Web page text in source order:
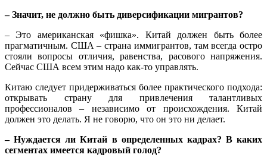
– Значит, не должно быть диверсификации мигрантов?
– Это американская «фишка». Китай должен быть более
прагматичным. США – страна иммигрантов, там всегда остро
стояли вопросы отличия, равенства, расового напряжения.
Сейчас США всем этим надо как-то управлять.
Китаю следует придерживаться более практического подхода:
открывать страну для привлечения талантливых
профессионалов – независимо от происхождения. Китай
должен это делать. Я не говорю, что он это ни делает.
– Нуждается ли Китай в определенных кадрах? В каких
сегментах имеется кадровый голод?